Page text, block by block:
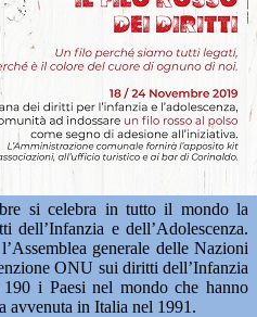
si celebra in tutto il mondo la
dell’Infanzia e dell’Adolescenza.
generale delle Nazioni
ONU sui diritti dell’Infanzia
i Paesi nel mondo che hanno
avvenuta in Italia nel 1991.